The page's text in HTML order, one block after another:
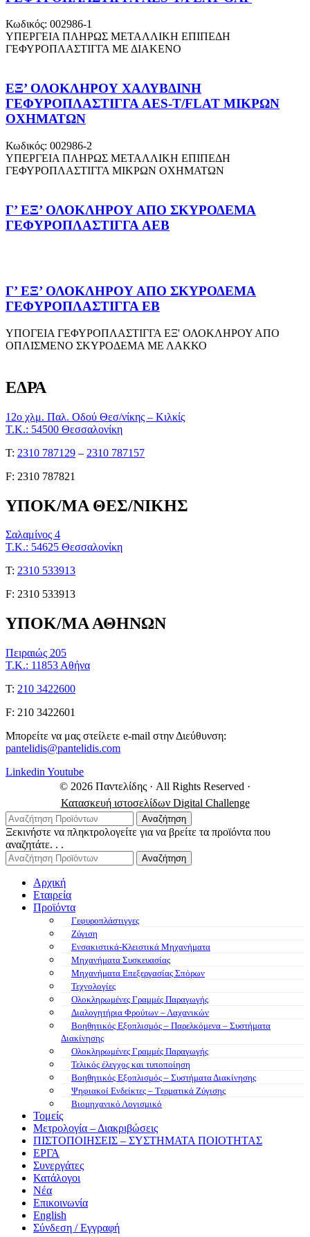
Κωδικός: 002986-1
ΥΠΕΡΓΕΙΑ ΠΛΗΡΩΣ ΜΕΤΑΛΛΙΚΗ ΕΠΙΠΕΔΗ
ΓΕΦΥΡΟΠΛΑΣΤΙΓΓΑ ΜΕ ΔΙΑΚΕΝΟ
ΕΞ’ ΟΛΟΚΛΗΡΟΥ ΧΑΛΥΒΔΙΝΗ
ΓΕΦΥΡΟΠΛΑΣΤΙΓΓΑ AES-T/FLAT ΜΙΚΡΩΝ
ΟΧΗΜΑΤΩΝ
Κωδικός: 002986-2
ΥΠΕΡΓΕΙΑ ΠΛΗΡΩΣ ΜΕΤΑΛΛΙΚΗ ΕΠΙΠΕΔΗ
ΓΕΦΥΡΟΠΛΑΣΤΙΓΓΑ MIΚΡΩΝ ΟΧΗΜΑΤΩΝ
Γ’ ΕΞ’ ΟΛΟΚΛΗΡΟΥ ΑΠΟ ΣΚΥΡΟΔΕΜΑ
ΓΕΦΥΡΟΠΛΑΣΤΙΓΓΑ AEB
Γ’ ΕΞ’ ΟΛΟΚΛΗΡΟΥ ΑΠΟ ΣΚΥΡΟΔΕΜΑ
ΓΕΦΥΡΟΠΛΑΣΤΙΓΓΑ EΒ
ΥΠΟΓΕΙΑ ΓΕΦΥΡΟΠΛΑΣΤΙΓΓΑ ΕΞ' ΟΛΟΚΛΗΡΟΥ ΑΠΟ
ΟΠΛΙΣΜΕΝΟ ΣΚΥΡΟΔΕΜΑ ΜΕ ΛΑΚΚΟ
ΕΔΡΑ
12ο χλμ. Παλ. Οδού Θεσ/νίκης – Κιλκίς
Τ.Κ.: 54500 Θεσσαλονίκη
Τ: 2310 787129 – 2310 787157
F: 2310 787821
ΥΠΟΚ/ΜΑ ΘΕΣ/ΝΙΚΗΣ
Σαλαμίνος 4
Τ.Κ.: 54625 Θεσσαλονίκη
Τ: 2310 533913
F: 2310 533913
ΥΠΟΚ/ΜΑ ΑΘΗΝΩΝ
Πειραιώς 205
Τ.Κ.: 11853 Αθήνα
Τ: 210 3422600
F: 210 3422601
Μπορείτε να μας στείλετε e-mail στην Διεύθυνση:
pantelidis@pantelidis.com
Linkedin Youtube
© 2026 Παντελίδης · All Rights Reserved ·
Κατασκευή ιστοσελίδων Digital Challenge
Αναζήτηση
Ξεκινήστε να πληκτρολογείτε για να βρείτε τα προϊόντα που
αναζητάτε. . .
Αναζήτηση
Αρχική
Εταιρεία
Προϊόντα
Γεφυροπλάστιγγες
Ζύγιση
Ενσακιστικά-Κλειστικά Μηχανήματα
Μηχανήματα Συσκευασίας
Μηχανήματα Επεξεργασίας Σπόρων
Τεχνολογίες
Ολοκληρωμένες Γραμμές Παραγωγής
Διαλογητήρια Φρούτων – Λαχανικών
Βοηθητικός Εξοπλισμός – Παρελκόμενα – Συστήματα
Διακίνησης
Ολοκληρωμένες Γραμμές Παραγωγής
Τελικός έλεγχος και τυποποίηση
Βοηθητικός Εξοπλισμός – Συστήματα Διακίνησης
Ψηφιακοί Ενδείκτες – Tερματικά Ζύγισης
Βιομηχανικό Λογισμικό
Τομείς
Μετρολογία – Διακριβώσεις
ΠΙΣΤΟΠΟΙΗΣΕΙΣ – ΣΥΣΤΗΜΑΤΑ ΠΟΙΟΤΗΤΑΣ
ΕΡΓΑ
Συνεργάτες
Κατάλογοι
Νέα
Επικοινωνία
English
Σύνδεση / Εγγραφή